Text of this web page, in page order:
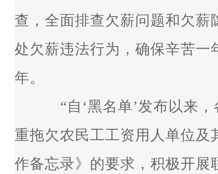
查，全面排查欠薪问题和欠
处欠薪违法行为，确保辛苦一
年。
“自‘黑名单’发布以来，
重拖欠农民工工资用人单位
作备忘录》的要求，积极开